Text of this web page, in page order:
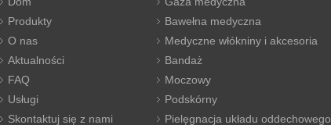
Produkty
O nas
Aktualności
FAQ
Usługi
Skontaktuj się z nami
Bawełna medyczna
Medyczne włókniny i akcesoria
Bandaż
Moczowy
Podskórny
Pielęgnacja układu oddechowego